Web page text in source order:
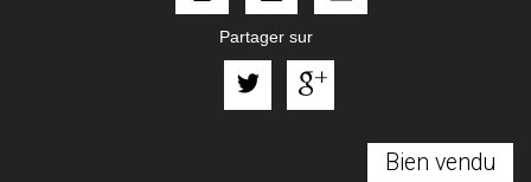
Partager sur
Bien vendu